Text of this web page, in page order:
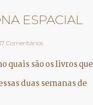
ESPACIAL
Comentários
quais são os livros que
duas semanas de